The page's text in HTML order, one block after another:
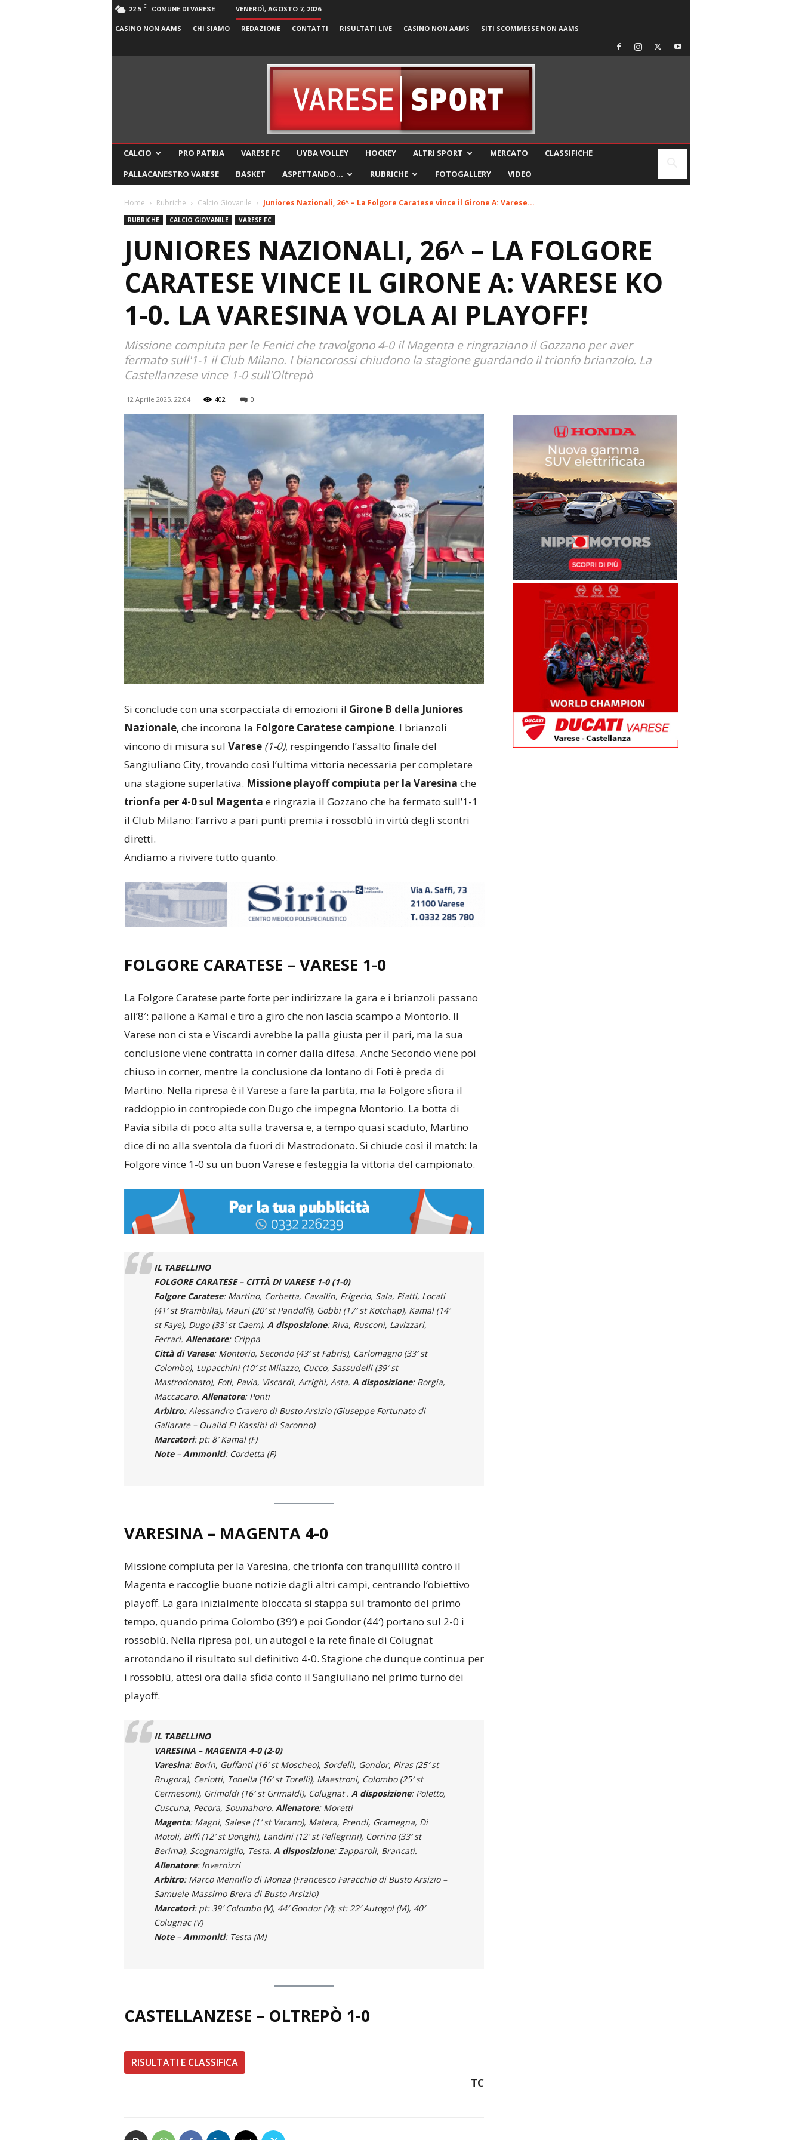
22.5 C COMUNE DI VARESE VENERDÌ, AGOSTO 7, 2026
CASINO NON AAMS CHI SIAMO REDAZIONE CONTATTI RISULTATI LIVE CASINO NON AAMS SITI SCOMMESSE NON AAMS
CALCIO PRO PATRIA VARESE FC UYBA VOLLEY HOCKEY ALTRI SPORT MERCATO
CLASSIFICHE
PALLACANESTRO VARESE
BASKET ASPETTANDO… RUBRICHE FOTOGALLERY VIDEO
Home Rubriche Calcio Giovanile Juniores Nazionali, 26^ – La Folgore Caratese vince il Girone A: Varese...
RUBRICHE CALCIO GIOVANILE VARESE FC
JUNIORES NAZIONALI, 26^ – LA FOLGORE
CARATESE VINCE IL GIRONE A: VARESE KO
1-0. LA VARESINA VOLA AI PLAYOFF!
Missione compiuta per le Fenici che travolgono 4-0 il Magenta e ringraziano il Gozzano per aver
fermato sull'1-1 il Club Milano. I biancorossi chiudono la stagione guardando il trionfo brianzolo. La
Castellanzese vince 1-0 sull'Oltrepò
12 Aprile 2025, 22:04 402 0
Si conclude con una scorpacciata di emozioni il Girone B della Juniores
Nazionale, che incorona la Folgore Caratese campione. I brianzoli
vincono di misura sul Varese (1-0), respingendo l’assalto finale del
Sangiuliano City, trovando così l’ultima vittoria necessaria per completare
una stagione superlativa. Missione playoff compiuta per la Varesina che
trionfa per 4-0 sul Magenta e ringrazia il Gozzano che ha fermato sull’1-1
il Club Milano: l’arrivo a pari punti premia i rossoblù in virtù degli scontri
diretti.
Andiamo a rivivere tutto quanto.
FOLGORE CARATESE – VARESE 1-0
La Folgore Caratese parte forte per indirizzare la gara e i brianzoli passano
all’8′: pallone a Kamal e tiro a giro che non lascia scampo a Montorio. Il
Varese non ci sta e Viscardi avrebbe la palla giusta per il pari, ma la sua
conclusione viene contratta in corner dalla difesa. Anche Secondo viene poi
chiuso in corner, mentre la conclusione da lontano di Foti è preda di
Martino. Nella ripresa è il Varese a fare la partita, ma la Folgore sfiora il
raddoppio in contropiede con Dugo che impegna Montorio. La botta di
Pavia sibila di poco alta sulla traversa e, a tempo quasi scaduto, Martino
dice di no alla sventola da fuori di Mastrodonato. Si chiude così il match: la
Folgore vince 1-0 su un buon Varese e festeggia la vittoria del campionato.
IL TABELLINO
FOLGORE CARATESE – CITTÀ DI VARESE 1-0 (1-0)
Folgore Caratese: Martino, Corbetta, Cavallin, Frigerio, Sala, Piatti, Locati
(41′ st Brambilla), Mauri (20′ st Pandolfi), Gobbi (17′ st Kotchap), Kamal (14′
st Faye), Dugo (33′ st Caem). A disposizione: Riva, Rusconi, Lavizzari,
Ferrari. Allenatore: Crippa
Città di Varese: Montorio, Secondo (43′ st Fabris), Carlomagno (33′ st
Colombo), Lupacchini (10′ st Milazzo, Cucco, Sassudelli (39′ st
Mastrodonato), Foti, Pavia, Viscardi, Arrighi, Asta. A disposizione: Borgia,
Maccacaro. Allenatore: Ponti
Arbitro: Alessandro Cravero di Busto Arsizio (Giuseppe Fortunato di
Gallarate – Oualid El Kassibi di Saronno)
Marcatori: pt: 8′ Kamal (F)
Note–Ammoniti: Cordetta (F)
VARESINA – MAGENTA 4-0
Missione compiuta per la Varesina, che trionfa con tranquillità contro il
Magenta e raccoglie buone notizie dagli altri campi, centrando l’obiettivo
playoff. La gara inizialmente bloccata si stappa sul tramonto del primo
tempo, quando prima Colombo (39′) e poi Gondor (44′) portano sul 2-0 i
rossoblù. Nella ripresa poi, un autogol e la rete finale di Colugnat
arrotondano il risultato sul definitivo 4-0. Stagione che dunque continua per
i rossoblù, attesi ora dalla sfida conto il Sangiuliano nel primo turno dei
playoff.
IL TABELLINO
VARESINA – MAGENTA 4-0 (2-0)
Varesina: Borin, Guffanti (16′ st Moscheo), Sordelli, Gondor, Piras (25′ st
Brugora), Ceriotti, Tonella (16′ st Torelli), Maestroni, Colombo (25′ st
Cermesoni), Grimoldi (16′ st Grimaldi), Colugnat . A disposizione: Poletto,
Cuscuna, Pecora, Soumahoro. Allenatore: Moretti
Magenta: Magni, Salese (1′ st Varano), Matera, Prendi, Gramegna, Di
Motoli, Biffi (12′ st Donghi), Landini (12′ st Pellegrini), Corrino (33′ st
Berima), Scognamiglio, Testa. A disposizione: Zapparoli, Brancati.
Allenatore: Invernizzi
Arbitro: Marco Mennillo di Monza (Francesco Faracchio di Busto Arsizio –
Samuele Massimo Brera di Busto Arsizio)
Marcatori: pt: 39′ Colombo (V), 44′ Gondor (V); st: 22′ Autogol (M), 40′
Colugnac (V)
Note–Ammoniti: Testa (M)
CASTELLANZESE – OLTREPÒ 1-0
RISULTATI E CLASSIFICA
TC